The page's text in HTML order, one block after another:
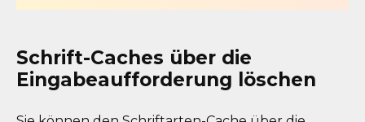
Schrift-Caches über die
Eingabeaufforderung löschen